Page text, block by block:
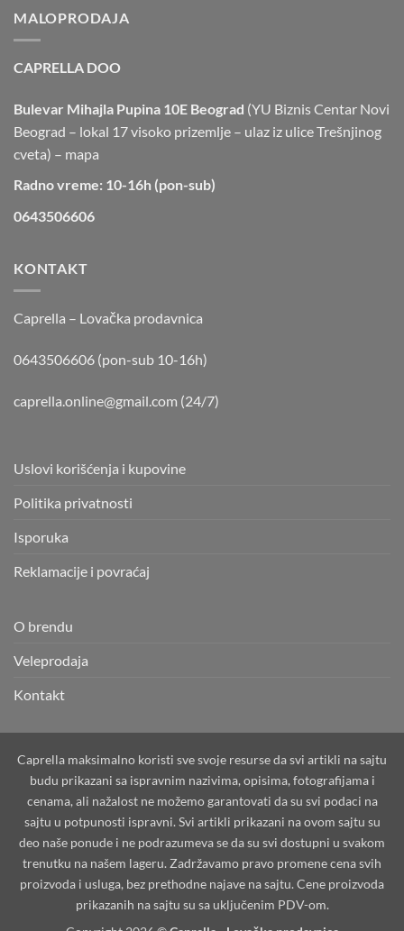
MALOPRODAJA
CAPRELLA DOO
Bulevar Mihajla Pupina 10E Beograd (YU Biznis Centar Novi
Beograd – lokal 17 visoko prizemlje – ulaz iz ulice Trešnjinog
cveta) – mapa
Radno vreme: 10-16h (pon-sub)
0643506606
KONTAKT
Caprella – Lovačka prodavnica
0643506606 (pon-sub 10-16h)
caprella.online@gmail.com (24/7)
Uslovi korišćenja i kupovine
Politika privatnosti
Isporuka
Reklamacije i povraćaj
O brendu
Veleprodaja
Kontakt
Caprella maksimalno koristi sve svoje resurse da svi artikli na sajtu
budu prikazani sa ispravnim nazivima, opisima, fotografijama i
cenama, ali nažalost ne možemo garantovati da su svi podaci na
sajtu u potpunosti ispravni. Svi artikli prikazani na ovom sajtu su
deo naše ponude i ne podrazumeva se da su svi dostupni u svakom
trenutku na našem lageru. Zadržavamo pravo promene cena svih
proizvoda i usluga, bez prethodne najave na sajtu. Cene proizvoda
prikazanih na sajtu su sa uključenim PDV-om.